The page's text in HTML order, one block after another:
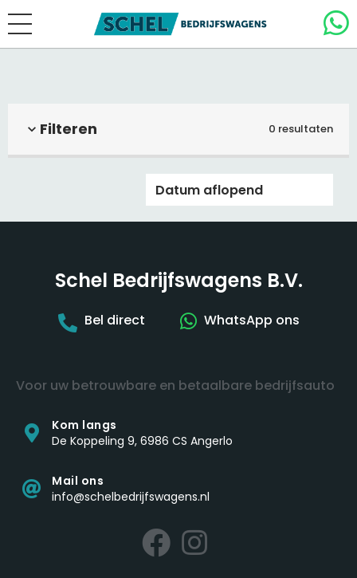
Filteren 0 resultaten
Schel Bedrijfswagens B.V.
Bel direct WhatsApp ons
Voor uw betrouwbare en betaalbare bedrijfsauto
Kom langs
De Koppeling 9, 6986 CS Angerlo
Mail ons
info@schelbedrijfswagens.nl